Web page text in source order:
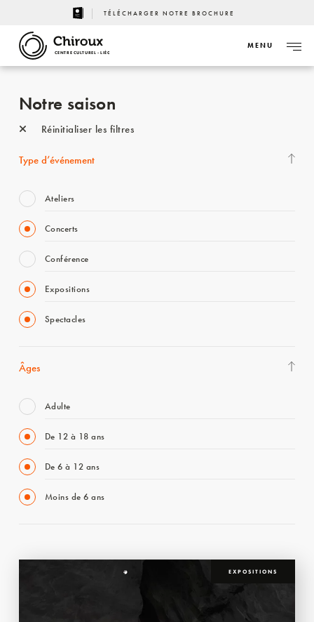
TÉLÉCHARGER NOTRE BROCHURE
CENTRE CULTUREL - LIÈGE
MENU
Notre saison
Réinitialiser les filtres
Type d’événement
Ateliers
Concerts
Conférence
Expositions
Spectacles
Âges
Adulte
De 12 à 18 ans
De 6 à 12 ans
Moins de 6 ans
EXPOSITIONS